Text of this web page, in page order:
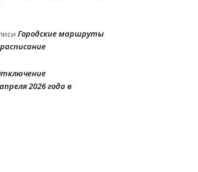
Городские маршруты
2026 года в